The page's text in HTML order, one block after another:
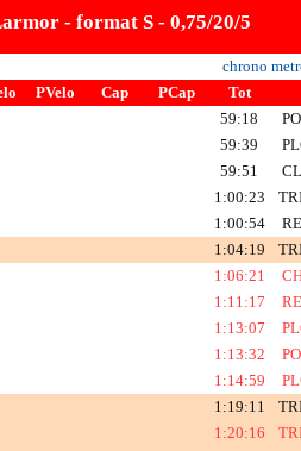
- format S - 0,75/20/5
chrono
PVelo Cap PCap Tot
59:18
59:39
59:51
1:00:23
1:00:54
1:04:19
1:06:21
1:11:17
1:13:07
1:13:32
1:14:59
1:19:11
1:20:16